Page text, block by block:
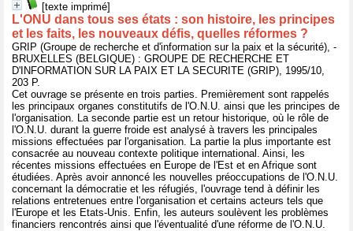
[texte imprimé]
L'ONU dans tous ses états : son histoire, les principes
et les faits, les nouveaux défis, quelles réformes ?
GRIP (Groupe de recherche et d'information sur la paix et la sécurité), -
BRUXELLES (BELGIQUE) : GROUPE DE RECHERCHE ET
D'INFORMATION SUR LA PAIX ET LA SECURITE (GRIP), 1995/10,
203 P.
Cet ouvrage se présente en trois parties. Premièrement sont rappelés
les principaux organes constitutifs de l'O.N.U. ainsi que les principes de
l'organisation. La seconde partie est un retour historique, où le rôle de
l'O.N.U. durant la guerre froide est analysé à travers les principales
missions effectuées par l'organisation. La partie la plus importante est
consacrée au nouveau contexte politique international. Ainsi, les
récentes missions effectuées en Europe de l'Est et en Afrique sont
étudiées. Après avoir annoncé les nouvelles préoccupations de l'O.N.U.
concernant la démocratie et les réfugiés, l'ouvrage tend à définir les
relations entretenues entre l'organisation et certains acteurs tels que
l'Europe et les Etats-Unis. Enfin, les auteurs soulèvent les problèmes
financiers rencontrés ainsi que l'éventualité d'une réforme de l'O.N.U.